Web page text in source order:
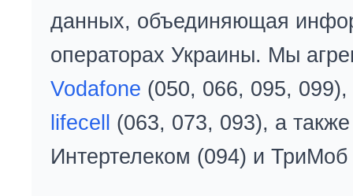
данных, объединяющая
операторах Украины. Мы
Vodafone (050, 066, 095, 099),
lifecell
(063, 073, 093), а
Интертелеком (094) и ТриМоб